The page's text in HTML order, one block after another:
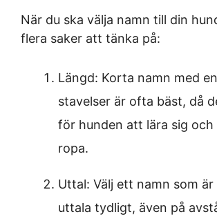
När du ska välja namn till din
flera saker att tänka på:
Längd: Korta namn med
stavelser är ofta bäst, då
för hunden att lära sig
ropa.
Uttal: Välj ett namn som
uttala tydligt, även på